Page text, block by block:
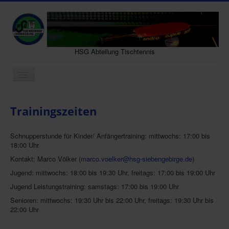
HSG Abteilung Tischtennis
Senioren
Jugend
Gastmannschaft
Interessenten
Archiv
Trainingszeiten
Schnupperstunde für Kinder/ Anfängertraining: mittwochs: 17:00 bis
18:00 Uhr
Kontakt: Marco Völker (marco.voelker@hsg-siebengebirge.de)
Jugend: mittwochs: 18:00 bis 19:30 Uhr, freitags: 17:00 bis 19:00 Uhr
Jugend Leistungstraining: samstags: 17:00 bis 19:00 Uhr
Senioren: mittwochs: 19:30 Uhr bis 22:00 Uhr, freitags: 19:30 Uhr bis
22:00 Uhr